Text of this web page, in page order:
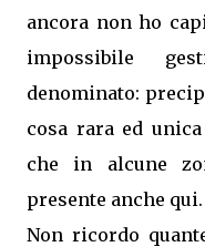
ancora non ho
impossibile
denominato:
cosa rara ed
che in alcune
presente anche qui.
Non ricordo